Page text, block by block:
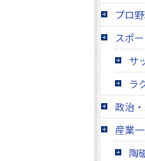
プロ
スポ
サ
ラ
政治
産業
陶